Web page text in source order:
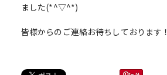
ました(*^▽^*)
皆様からのご連絡お待ちしております！